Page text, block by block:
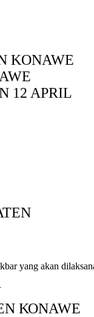
KONAWE
12 APRIL
yang akan
ΚΟNAWE